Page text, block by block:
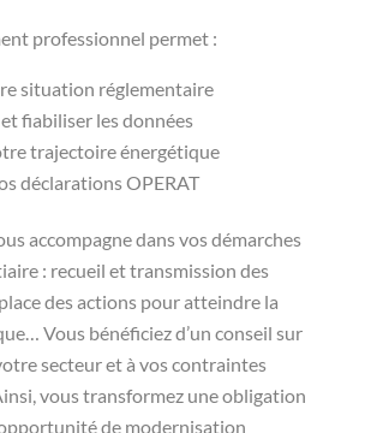
professionnel permet :
situation réglementaire
fiabiliser les données
trajectoire énergétique
déclarations OPERAT
accompagne dans vos démarches
: recueil et transmission des
des actions pour atteindre la
Vous bénéficiez d’un conseil sur
secteur et à vos contraintes
vous transformez une obligation
de modernisation